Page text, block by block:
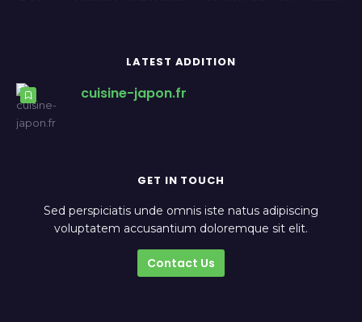
LATEST ADDITION
cuisine-japon.fr
GET IN TOUCH
Sed perspiciatis unde omnis iste natus adipiscing
voluptatem accusantium doloremque sit elit.
Contact Us